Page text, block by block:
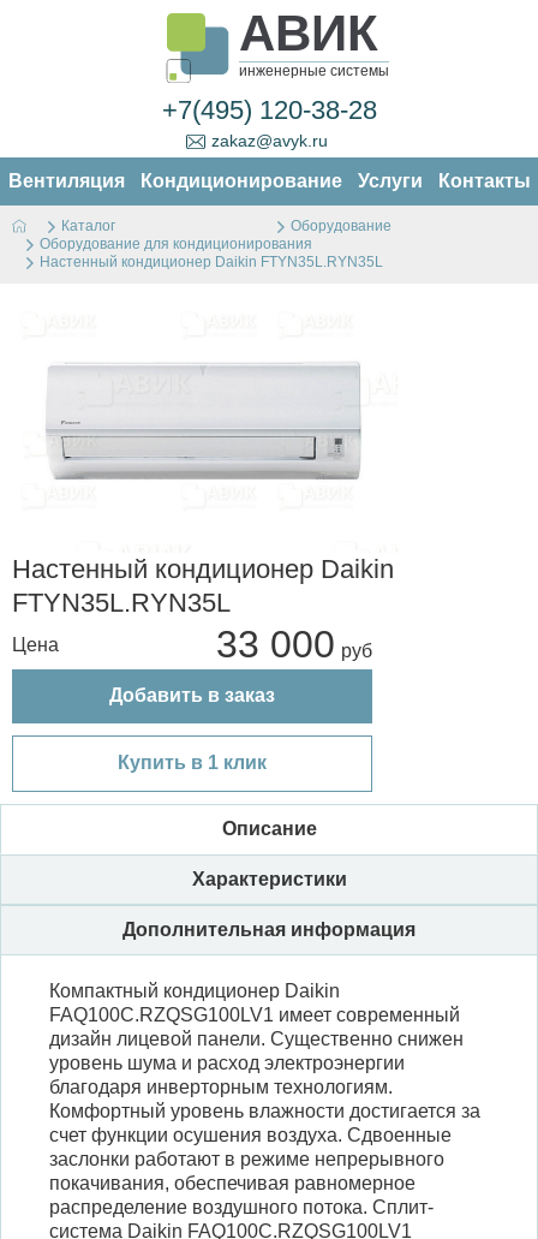
АВИК
инженерные системы
+7(495) 120-38-28
zakaz@avyk.ru
Вентиляция Кондиционирование Услуги Контакты
Каталог
Оборудование
Оборудование для кондиционирования
Настенный кондиционер Daikin FTYN35L.RYN35L
Настенный кондиционер Daikin
FTYN35L.RYN35L
Цена 33 000
Добавить в заказ
Купить в 1 клик
Описание
Характеристики
Дополнительная информация
Компактный кондиционер Daikin
FAQ100C.RZQSG100LV1 имеет современный
дизайн лицевой панели. Существенно снижен
уровень шума и расход электроэнергии
благодаря инверторным технологиям.
Комфортный уровень влажности достигается за
счет функции осушения воздуха. Сдвоенные
заслонки работают в режиме непрерывного
покачивания, обеспечивая равномерное
распределение воздушного потока. Сплит-
система Daikin FAQ100C.RZQSG100LV1